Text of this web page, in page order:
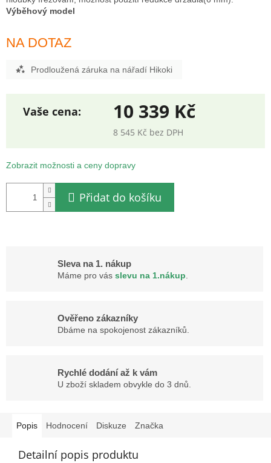
Výběhový model
NA DOTAZ
Prodloužená záruka na nářadí Hikoki
10 339 Kč
8 545 Kč bez DPH
cena:
Zobrazit možnosti a ceny dopravy
Přidat do košíku
Sleva na 1. nákup
Máme pro vás slevu na 1.nákup
Ověřeno zákazníky
Dbáme na spokojenost zákazníků.
Rychlé dodání až k vám
U zboží skladem obvykle do 3 dnů.
Popis Hodnocení Diskuze Značka
Detailní popis produktu